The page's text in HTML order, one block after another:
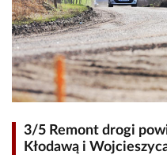
3/5 Remont drogi
Kłodawą i